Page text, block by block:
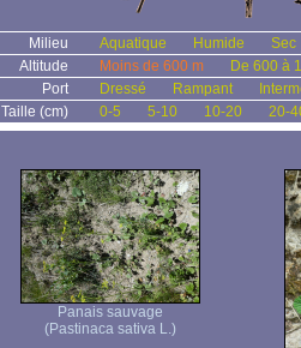
Milieu Aquatique Humide
Sec
Altitude
Moins de 600 m
De 600 à
Port
Dressé Rampant
Taille (cm)
0-5 5-10 10-20 20-
Panais sauvage
(Pastinaca sativa L.)